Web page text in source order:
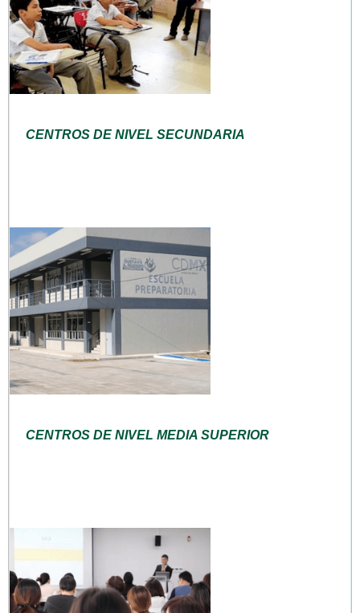
CENTROS DE NIVEL SECUNDARIA
CENTROS DE NIVEL MEDIA SUPERIOR